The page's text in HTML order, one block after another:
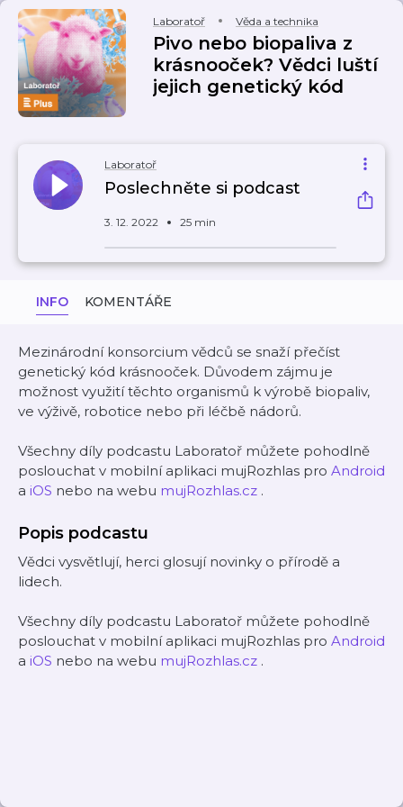
Laboratoř Věda a technika
Pivo nebo biopaliva z
krásnooček? Vědci luští
jejich genetický kód
Laboratoř
Poslechněte si podcast
3. 12. 2022 25 min
INFO KOMENTÁŘE
Mezinárodní konsorcium vědců se snaží přečíst
genetický kód krásnooček. Důvodem zájmu je
možnost využití těchto organismů k výrobě biopaliv,
ve výživě, robotice nebo při léčbě nádorů.
Všechny díly podcastu Laboratoř můžete pohodlně
poslouchat v mobilní aplikaci mujRozhlas pro Android
a iOS nebo na webu mujRozhlas.cz .
Popis podcastu
Vědci vysvětlují, herci glosují novinky o přírodě a
lidech.
Všechny díly podcastu Laboratoř můžete pohodlně
poslouchat v mobilní aplikaci mujRozhlas pro Android
a iOS nebo na webu mujRozhlas.cz .